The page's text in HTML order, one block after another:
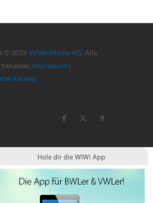
© 2026 WiWi-Media AG. Alle
Impressum |